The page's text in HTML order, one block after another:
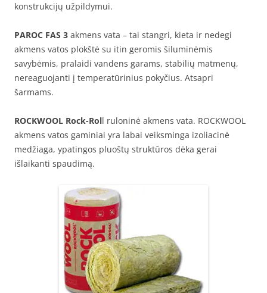
konstrukcijų užpildymui.
PAROC FAS 3 akmens vata – tai stangri, kieta ir nedegi
akmens vatos plokštė su itin geromis šiluminėmis
savybėmis, pralaidi vandens garams, stabilių matmenų,
nereaguojanti į temperatūrinius pokyčius. Atsapri
šarmams.
ROCKWOOL Rock-Roll ruloninė akmens vata. ROCKWOOL
akmens vatos gaminiai yra labai veiksminga izoliacinė
medžiaga, ypatingos pluoštų struktūros dėka gerai
išlaikanti spaudimą.